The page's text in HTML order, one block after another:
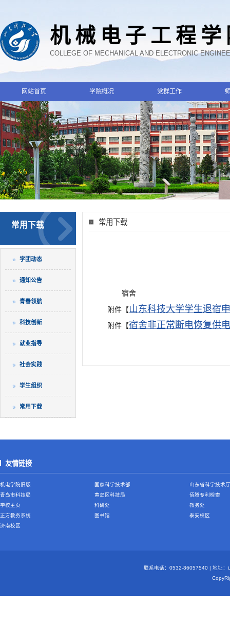
机械电子工程
COLLEGE OF MECHANICAL AND ELECTRONIC
网站首页 学院概况 党群工作
常用下载
学团动态
通知公告
青春领航
科技创新
就业指导
社会实践
学生组织
常用下载
常用下载
宿舍
附件【山东科技大学学生退宿
附件【宿舍非正常断电恢复供
友情链接
机电学院旧版 国家科学技术部
山东省科学技术厅
青岛市科技局
黄岛区科技局
佰腾专利检索
学校主页
科研处
教务处
正方教务系统
图书馆
泰安校区
济南校区
联系电话：0532-86057540 | 地址：